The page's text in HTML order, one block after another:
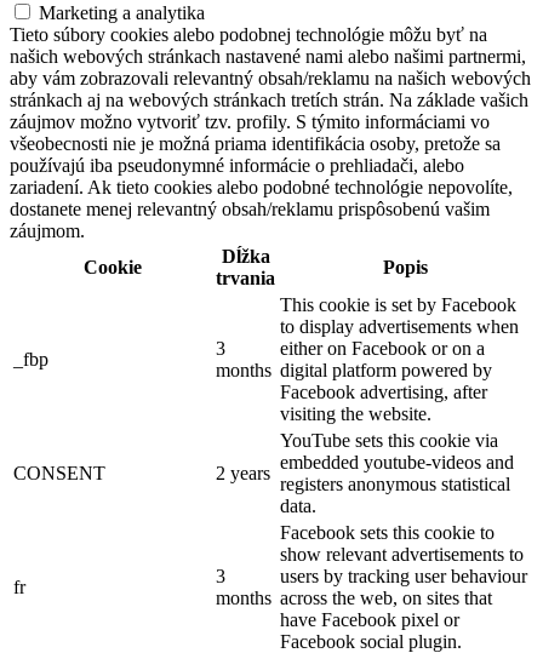
Marketing a analytika
Tieto súbory cookies alebo podobnej technológie môžu byť na
našich webových stránkach nastavené nami alebo našimi partnermi,
aby vám zobrazovali relevantný obsah/reklamu na našich webových
stránkach aj na webových stránkach tretích strán. Na základe vašich
záujmov možno vytvoriť tzv. profily. S týmito informáciami vo
všeobecnosti nie je možná priama identifikácia osoby, pretože sa
používajú iba pseudonymné informácie o prehliadači, alebo
zariadení. Ak tieto cookies alebo podobné technológie nepovolíte,
dostanete menej relevantný obsah/reklamu prispôsobenú vašim
záujmom.
Cookie
Dĺžka
trvania
Popis
_fbp
3
months
This cookie is set by Facebook
to display advertisements when
either on Facebook or on a
digital platform powered by
Facebook advertising, after
visiting the website.
CONSENT 2 years
YouTube sets this cookie via
embedded youtube-videos and
registers anonymous statistical
data.
fr
3
months
Facebook sets this cookie to
show relevant advertisements to
users by tracking user behaviour
across the web, on sites that
have Facebook pixel or
Facebook social plugin.